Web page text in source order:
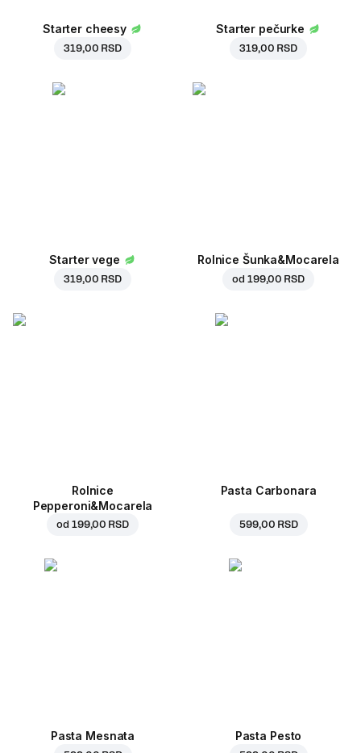
Starter cheesy
319,00 RSD
Starter pečurke
319,00 RSD
Starter vege
319,00 RSD
Rolnice Šunka&Mocarela
od 199,00 RSD
Rolnice
Pepperoni&Mocarela
od 199,00 RSD
Pasta Carbonara
599,00 RSD
Pasta Mesnata Pasta Pesto